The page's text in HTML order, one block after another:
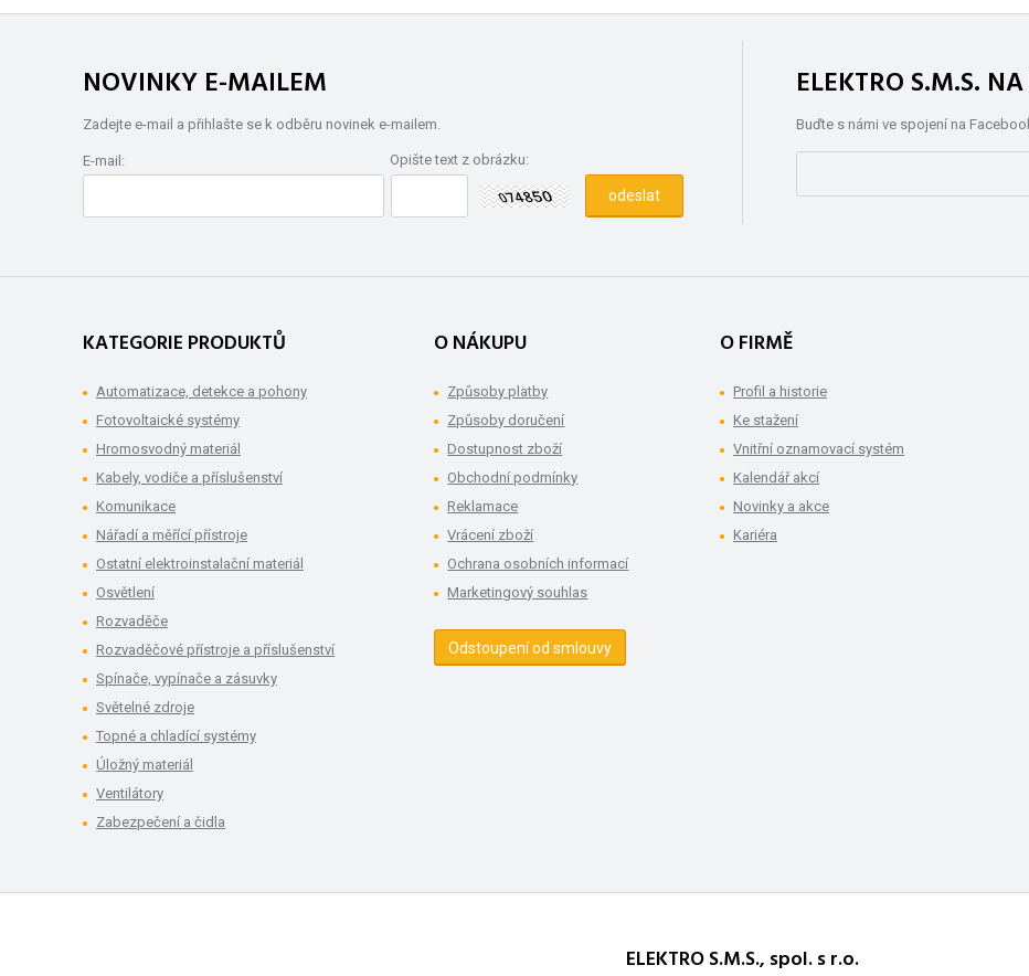
NOVINKY E-MAILEM
Zadejte e-mail a přihlašte se k odběru novinek e-mailem.
E-mail: Opište text z obrázku:
ELEKTRO S.M.S.
Buďte s námi ve spojení na
KATEGORIE PRODUKTŮ
Automatizace, detekce a pohony
Fotovoltaické systémy
Hromosvodný materiál
Kabely, vodiče a příslušenství
Komunikace
Nářadí a měřící přístroje
Ostatní elektroinstalační materiál
Osvětlení
Rozvaděče
Rozvaděčové přístroje a příslušenství
Spínače, vypínače a zásuvky
Světelné zdroje
Topné a chladící systémy
Úložný materiál
Ventilátory
Zabezpečení a čidla
O NÁKUPU
Způsoby platby
Způsoby doručení
Dostupnost zboží
Obchodní podmínky
Reklamace
Vrácení zboží
Ochrana osobních informací
Marketingový souhlas
Odstoupení od smlouvy
O FIRMĚ
Profil a historie
Ke stažení
Vnitřní oznamovací systém
Kalendář akcí
Novinky a akce
Kariéra
ELEKTRO S.M.S., spol. s r.o.